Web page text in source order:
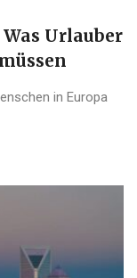
Urlauber
in Europa